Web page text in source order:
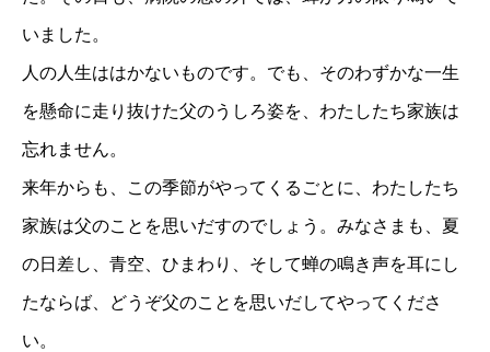
いました。
人の人生ははかないものです。でも、そのわずかな一生
を懸命に走り抜けた父のうしろ姿を、わたしたち家族は
忘れません。
来年からも、この季節がやってくるごとに、わたしたち
家族は父のことを思いだすのでしょう。みなさまも、夏
の日差し、青空、ひまわり、そして蝉の鳴き声を耳にし
たならば、どうぞ父のことを思いだしてやってくださ
い。